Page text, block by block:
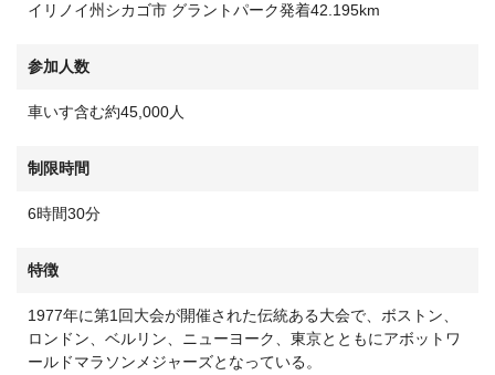
イリノイ州シカゴ市 グラントパーク発着42.195km
参加人数
車いす含む約45,000人
制限時間
6時間30分
特徴
1977年に第1回大会が開催された伝統ある大会で、ボストン、
ロンドン、ベルリン、ニューヨーク、東京とともにアボットワ
ールドマラソンメジャーズとなっている。